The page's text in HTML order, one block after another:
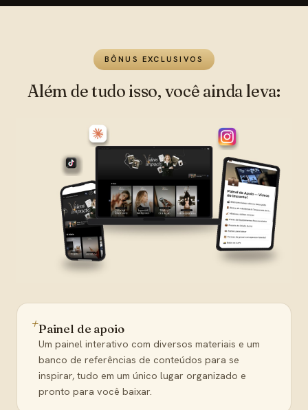
BÔNUS EXCLUSIVOS
Além de tudo isso, você ainda leva:
+Painel de apoio
Um painel interativo com diversos materiais e um
banco de referências de conteúdos para se
inspirar, tudo em um único lugar organizado e
pronto para você baixar.